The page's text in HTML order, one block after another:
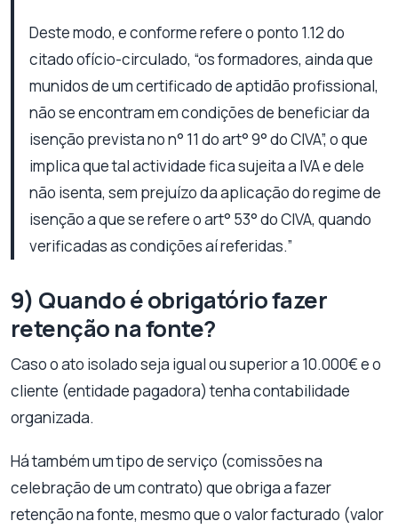
Deste modo, e conforme refere o ponto 1.12 do
citado ofício-circulado, “os formadores, ainda que
munidos de um certificado de aptidão profissional,
não se encontram em condições de beneficiar da
isenção prevista no n° 11 do art° 9° do CIVA”, o que
implica que tal actividade fica sujeita a IVA e dele
não isenta, sem prejuízo da aplicação do regime de
isenção a que se refere o art° 53° do CIVA, quando
verificadas as condições aí referidas.”
9) Quando é obrigatório fazer
retenção na fonte?
Caso o ato isolado seja igual ou superior a 10.000€ e o
cliente (entidade pagadora) tenha contabilidade
organizada.
Há também um tipo de serviço (comissões na
celebração de um contrato) que obriga a fazer
retenção na fonte, mesmo que o valor facturado (valor